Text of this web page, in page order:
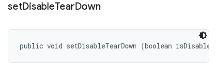
setDisableTearDown
public void setDisableTearDown (boolean